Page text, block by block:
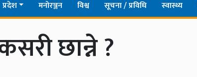
प्रदेश मनोरञ्जन विश्व सूचना / प्रविधि स्वास्थ्य
छान्ने ?